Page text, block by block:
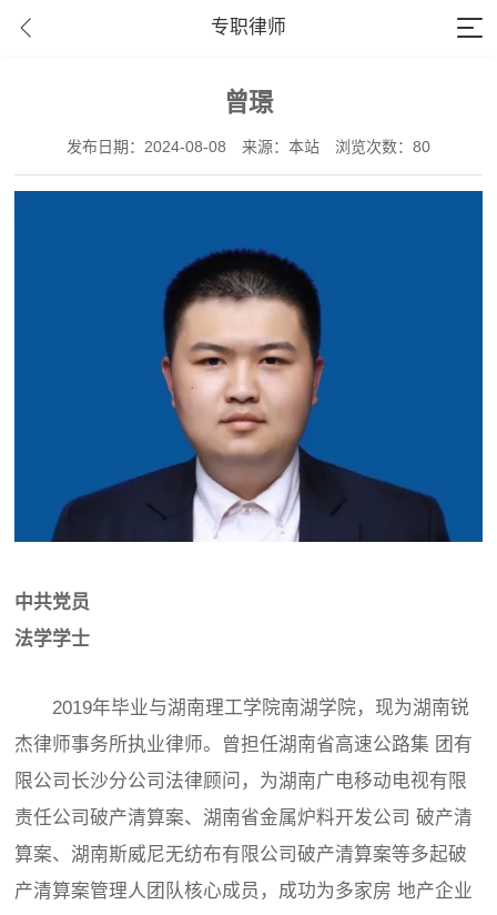
专职律师
曾璟
发布日期：2024-08-08 来源：本站 浏览次数：80
中共党员
法学学士
2019年毕业与湖南理工学院南湖学院，现为湖南锐
杰律师事务所执业律师。曾担任湖南省高速公路集 团有
限公司长沙分公司法律顾问，为湖南广电移动电视有限
责任公司破产清算案、湖南省金属炉料开发公司 破产清
算案、湖南斯威尼无纺布有限公司破产清算案等多起破
产清算案管理人团队核心成员，成功为多家房 地产企业